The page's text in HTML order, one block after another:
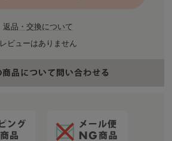
返品・交換について
レビューはありません